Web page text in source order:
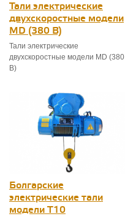
Тали электрические
двухскоростные модели
MD (380 В)
Тали электрические
двухскоростные модели MD (380
В)
Болгарские
электрические тали
модели T10